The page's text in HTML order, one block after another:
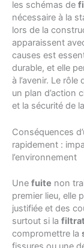
les schémas de
nécessaire à la
lors de la
apparaissent
causes est
durable, et elle
à l’avenir. Le rôle
un plan d’action
et la sécurité de la
Conséquences
rapidement :
l’environnement
Une fuite non
premier lieu, elle
justifiée et des
surtout si la
compromettre la